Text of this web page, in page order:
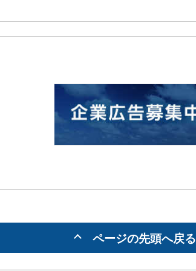
ページの先頭へ戻る